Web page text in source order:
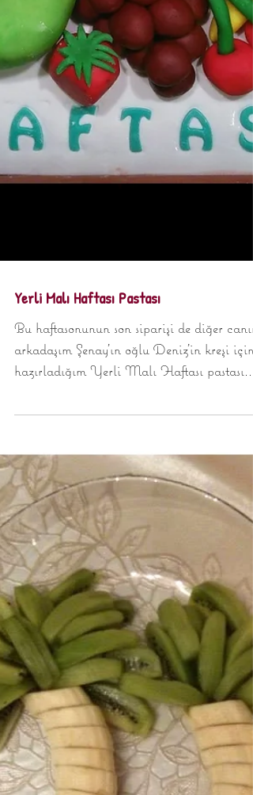
Yerli Malı Haftası Pastası
Bu haftasonunun son siparişi de diğer canım
hazırladığım Yerli Malı Haftası pastası.